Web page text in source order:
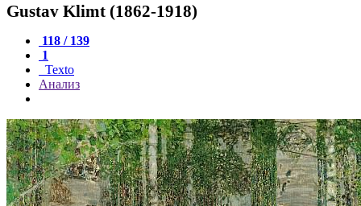
Gustav Klimt (1862-1918)
118 / 139
1
Texto
Анализ